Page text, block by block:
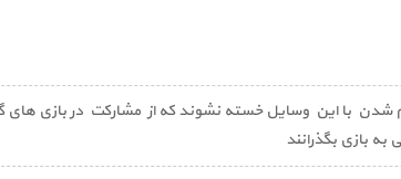
شدن با این وسایل خسته نشوند که از مشارکت در بازی
بازی بگذرانند